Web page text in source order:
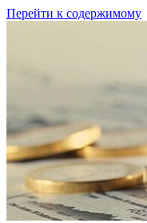
Перейти к содержимому